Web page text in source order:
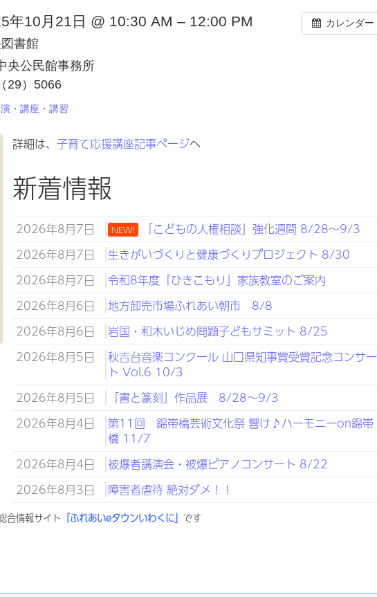
カレンダー
年10月21日 @ 10:30 AM – 12:00 PM
書館
央公民館事務所
29）5066
・講座・講習
詳細は、 子育て応援講座記事ページへ
新着情報
2026年8月7日 NEW!
「こどもの人権相談」強化週間 8/28～9/3
2026年8月7日
生きがいづくりと健康づくりプロジェクト 8/30
2026年8月7日
令和8年度「ひきこもり」家族教室のご案内
2026年8月6日
地方卸売市場ふれあい朝市 8/8
2026年8月6日
岩国・和木いじめ問題子どもサミット 8/25
2026年8月5日
秋吉台音楽コンクール 山口県知事賞受賞記念コンサー
ト Vol.6 10/3
2026年8月5日
「書と篆刻」作品展 8/28～9/3
2026年8月4日
第11回 錦帯橋芸術文化祭 響け♪ハーモニーon錦帯
橋 11/7
2026年8月4日
被爆者講演会・被爆ピアノコンサート 8/22
2026年8月3日
障害者虐待 絶対ダメ！！
合情報サイト 「ふれあいeタウンいわくに」 です